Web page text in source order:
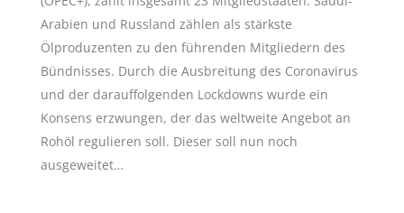
Arabien und Russland zählen als stärkste
Ölproduzenten zu den führenden Mitgliedern des
Bündnisses. Durch die Ausbreitung des Coronavirus
und der darauffolgenden Lockdowns wurde ein
Konsens erzwungen, der das weltweite Angebot an
Rohöl regulieren soll. Dieser soll nun noch
ausgeweitet…